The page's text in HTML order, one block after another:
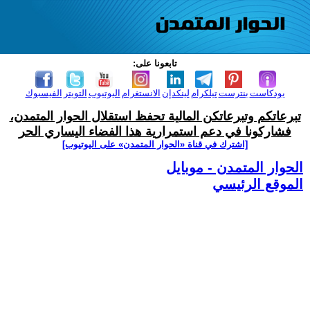
تابعونا على:
الفيسبوك التويتر اليوتيوب الانستغرام لينكدإن تيلكرامبنترست بودكاست
تبرعاتكم وتبرعاتكن المالية تحفظ استقلال الحوار المتمدن،
فشاركونا في دعم استمرارية هذا الفضاء اليساري الحر
[اشترك في قناة ‫«الحوار المتمدن» على اليوتيوب]
الحوار المتمدن - موبايل
الموقع الرئيسي